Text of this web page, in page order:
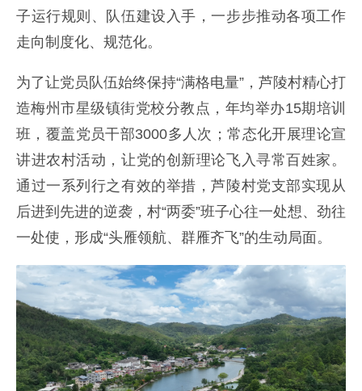
子运行规则、队伍建设入手，一步步推动各项工作
走向制度化、规范化。
为了让党员队伍始终保持“满格电量”，芦陵村精心打
造梅州市星级镇街党校分教点，年均举办15期培训
班，覆盖党员干部3000多人次；常态化开展理论宣
讲进农村活动，让党的创新理论飞入寻常百姓家。
通过一系列行之有效的举措，芦陵村党支部实现从
后进到先进的逆袭，村“两委”班子心往一处想、劲往
一处使，形成“头雁领航、群雁齐飞”的生动局面。